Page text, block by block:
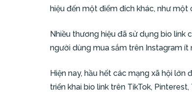
hiệu đến một điểm đích khác, như một
Nhiều thương hiệu đã sử dụng bio link
người dùng mua sắm trên Instagram ít
Hiện nay, hầu hết các mạng xã hội
triển khai bio link trên TikTok,